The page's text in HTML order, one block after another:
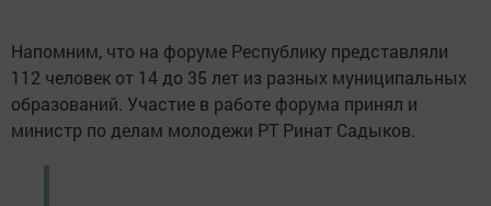
Напомним, что на форуме Республику представляли
112 человек от 14 до 35 лет из разных муниципальных
образований. Участие в работе форума принял и
министр по делам молодежи РТ Ринат Садыков.